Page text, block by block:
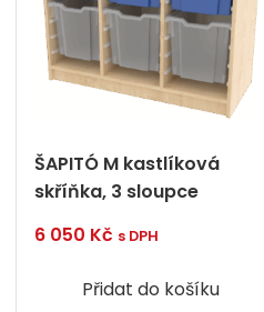
ŠAPITÓ M kastlíková
skříňka, 3 sloupce
6 050 Kč s DPH
Přidat do košíku